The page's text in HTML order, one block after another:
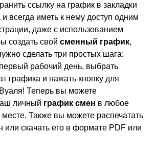
ссылку на график в закладки
всегда иметь к нему доступ одним
даже с использованием
создать свой сменный график,
сделать три простых шага:
рабочий день, выбрать
графика и нажать кнопку для
Теперь вы можете
личный график смен в любое
Также вы можете распечатать
или скачать его в формате PDF или